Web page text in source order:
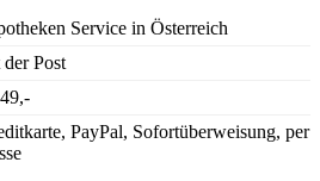
Service in Österreich
Post
PayPal, Sofortüberweisung, per